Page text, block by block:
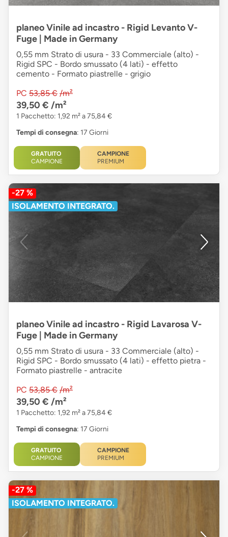
planeo Vinile ad incastro - Rigid Levanto V-
Fuge | Made in Germany
0,55 mm Strato di usura - 33 Commerciale (alto) -
Rigid SPC - Bordo smussato (4 lati) - effetto
cemento - Formato piastrelle - grigio
PC 53,85 € /m²
39,50 € /m²
1 Pacchetto: 1,92 m² a 75,84 €
Tempi di consegna: 17 Giorni
GRATUITO
CAMPIONE
CAMPIONE
PREMIUM
-27 %
ISOLAMENTO INTEGRATO.
planeo Vinile ad incastro - Rigid Lavarosa V-
Fuge | Made in Germany
0,55 mm Strato di usura - 33 Commerciale (alto) -
Rigid SPC - Bordo smussato (4 lati) - effetto pietra -
Formato piastrelle - antracite
PC 53,85 € /m²
39,50 € /m²
1 Pacchetto: 1,92 m² a 75,84 €
Tempi di consegna: 17 Giorni
GRATUITO
CAMPIONE
CAMPIONE
PREMIUM
-27 %
ISOLAMENTO INTEGRATO.